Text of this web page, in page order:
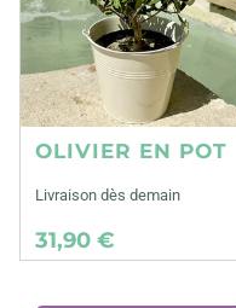
OLIVIER EN POT
Livraison dès demain
31,90 €